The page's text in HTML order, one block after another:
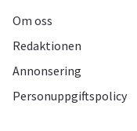
Om oss
Redaktionen
Annonsering
Personuppgiftspolicy